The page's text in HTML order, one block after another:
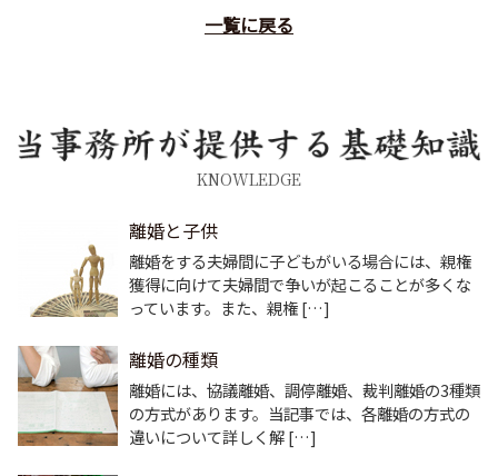
一覧に戻る
KNOWLEDGE
離婚と子供
離婚をする夫婦間に子どもがいる場合には、親権
獲得に向けて夫婦間で争いが起こることが多くな
っています。また、親権 […]
離婚の種類
離婚には、協議離婚、調停離婚、裁判離婚の3種類
の方式があります。当記事では、各離婚の方式の
違いについて詳しく解 […]